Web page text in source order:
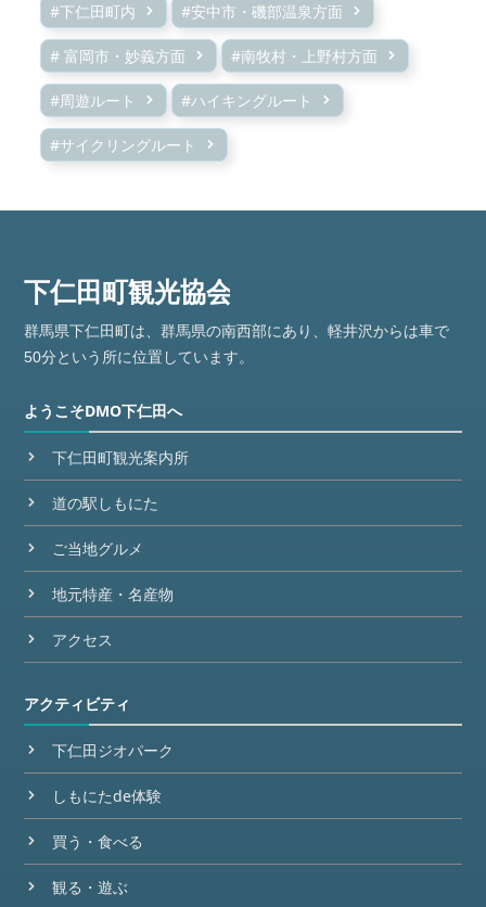
#下仁田町内 #安中市・磯部温泉方面
# 富岡市・妙義方面 #南牧村・上野村方面
#周遊ルート #ハイキングルート
#サイクリングルート
群馬県下仁田町は、群馬県の南西部にあり、軽井沢からは車で
50分という所に位置しています。
ようこそDMO下仁田へ
下仁田町観光案内所
道の駅しもにた
ご当地グルメ
地元特産・名産物
アクセス
アクティビティ
下仁田ジオパーク
しもにたde体験
買う・食べる
観る・遊ぶ